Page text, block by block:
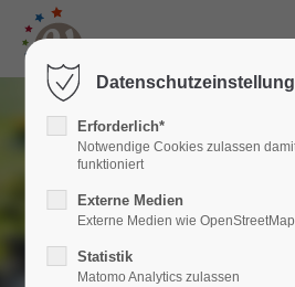
Erforderlich*
Notwendige Cookies zulassen
funktioniert
Externe Medien
Externe Medien wie
Statistik
Matomo Analytics zulassen